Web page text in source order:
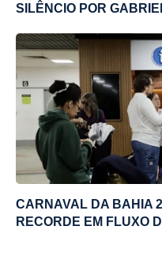
SILÊNCIO POR
CARNAVAL DA BAHIA
RECORDE EM FLUXO